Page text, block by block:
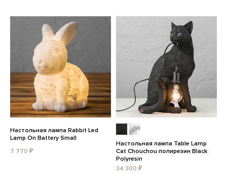
Настольная лампа Rabbit Led
Lamp On Battery Small
7 770 ₽
Настольная лампа Table Lamp
Cat Chouchou полирезин Black
Polyresin
34 300 ₽